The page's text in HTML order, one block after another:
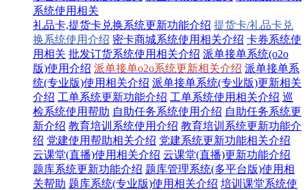
系统使用相关
礼品卡,提货卡兑换系统更新功能介绍 提货卡/礼品卡兑
换系统使用介绍 密卡商城系统使用相关介绍 卡券系统使
用相关 批发订货系统使用相关介绍 派单接单系统(o2o
版)使用介绍 派单接单o2o系统更新相关介绍 派单接单系
统(专业版)使用相关介绍 派单接单系统(专业版)更新相关
介绍 工单系统更新功能介绍 工单系统使用相关介绍 巡
检系统使用帮助 自助任务系统使用介绍 自助任务系统更
新介绍 教育培训系统使用介绍 教育培训系统更新功能介
绍 党建使用帮助相关介绍 党建系统更新功能相关介绍
云课堂(直播)使用相关介绍 云课堂(直播)更新功能介绍
题库系统更新功能介绍 题库管理系统(多平台版)使用相
关帮助 题库系统(专业版)使用相关介绍 培训课堂系统使